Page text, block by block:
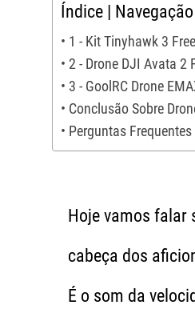
Índice |
1 - Kit Tinyhawk 3
2 - Drone DJI Avata 2
3 - GoolRC Drone
Conclusão Sobre
Perguntas Frequentes
Hoje vamos falar
cabeça dos
É o som da